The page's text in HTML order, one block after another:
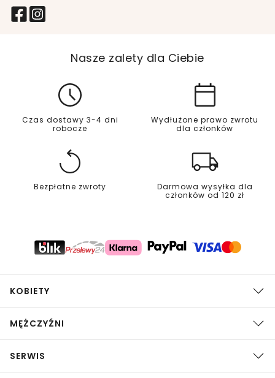
Nasze zalety dla Ciebie
Czas dostawy 3-4 dni
robocze
Wydłużone prawo zwrotu
dla członków
Bezpłatne zwroty
Darmowa wysyłka dla
członków od 120 zł
KOBIETY
MĘŻCZYŹNI
SERWIS